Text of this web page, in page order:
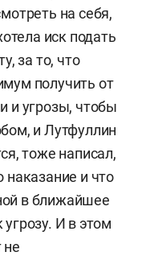
на себя,
иск подать
за то, что
получить от
и угрозы, чтобы
и Лутфуллин
тоже написал,
наказание и что
в ближайшее
И в этом
не